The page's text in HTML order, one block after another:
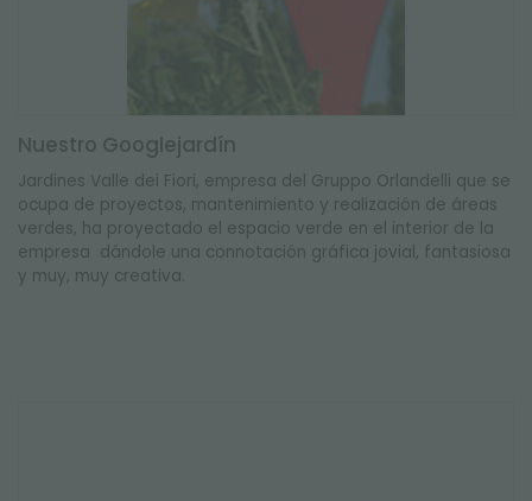
Nuestro Googlejardín
Jardines Valle dei Fiori, empresa del Gruppo Orlandelli que se
ocupa de proyectos, mantenimiento y realización de áreas
verdes, ha proyectado el espacio verde en el interior de la
empresa dándole una connotación gráfica jovial, fantasiosa
y muy, muy creativa.